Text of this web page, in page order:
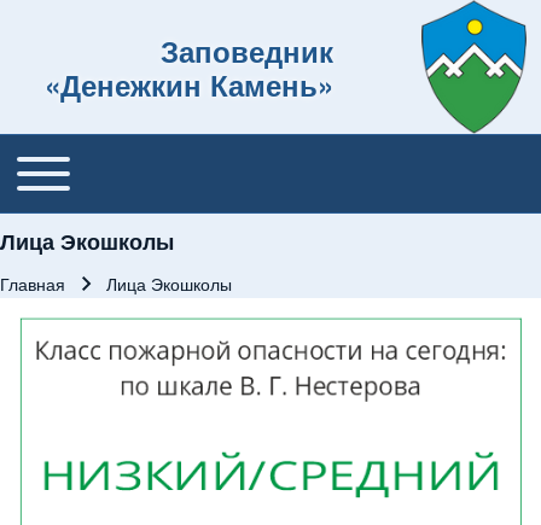
Заповедник
«Денежкин Камень»
Основная навигация
Toggle main menu
Лица Экошколы
Главная Лица Экошколы
Изображение